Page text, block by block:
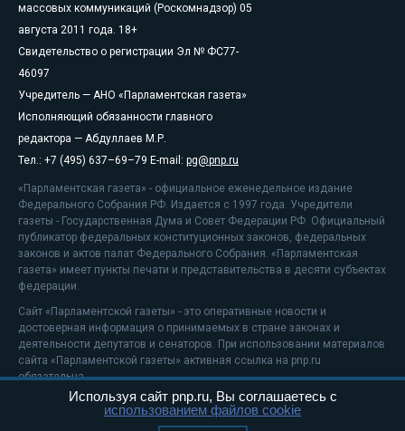
массовых коммуникаций (Роскомнадзор) 05
августа 2011 года. 18+
Свидетельство о регистрации Эл № ФС77-
46097
Учредитель — АНО «Парламентская газета»
Исполняющий обязанности главного
редактора — Абдуллаев М.Р.
Тел.: +7 (495) 637–69–79 E-mail: pg@pnp.ru
«Парламентская газета» - официальное еженедельное издание
Федерального Собрания РФ. Издается с 1997 года. Учредители
газеты - Государственная Дума и Совет Федерации РФ. Официальный
публикатор федеральных конституционных законов, федеральных
законов и актов палат Федерального Собрания. «Парламентская
газета» имеет пункты печати и представительства в десяти субъектах
федерации.
Сайт «Парламентской газеты» - это оперативные новости и
достоверная информация о принимаемых в стране законах и
деятельности депутатов и сенаторов. При использовании материалов
сайта «Парламентской газеты» активная ссылка на pnp.ru
обязательна.
На информационном ресурсе применяютсярекомендательные
Используя сайт pnp.ru, Вы соглашаетесь с
использованием файлов cookie